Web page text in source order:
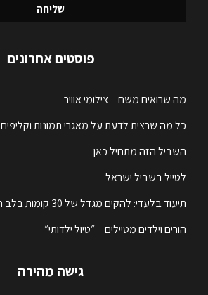
שליחה
פוסטים אחרונים
מה שרואים משם – צילומי אוויר
כל מה שרצית לדעת על מאגרי תמונות וקליפים
השביל הזה מתחיל כאן
לטייל בשביל ישראל
תיעוד בלעדי: להקים מגדל של 30 קומות בלב הים
הורים וילדים מטיילים – ״טיול ילדותי״
גישה מהירה